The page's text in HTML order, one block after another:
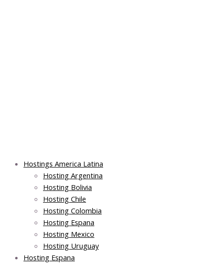
Hostings America Latina
Hosting Argentina
Hosting Bolivia
Hosting Chile
Hosting Colombia
Hosting Espana
Hosting Mexico
Hosting Uruguay
Hosting Espana